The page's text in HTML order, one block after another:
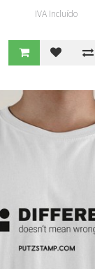
IVA Incluído